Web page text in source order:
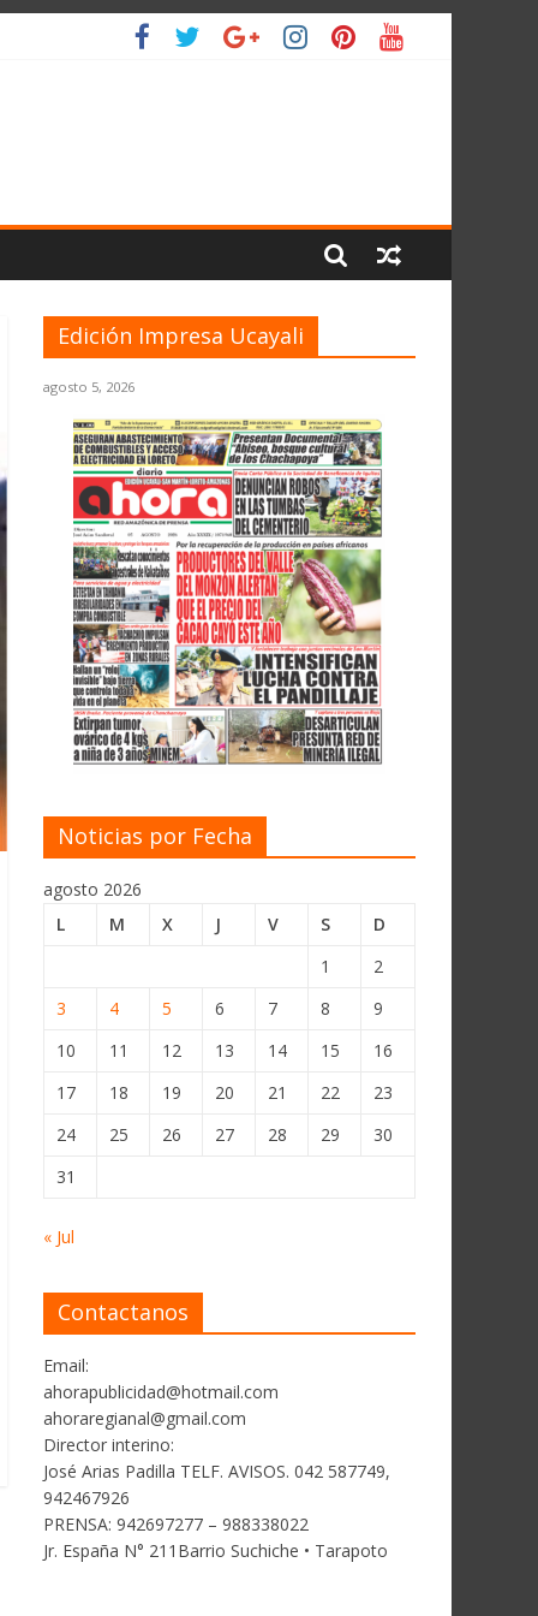
Edición Impresa Ucayali
agosto 5, 2026
Noticias por Fecha
agosto 2026
L
M X J V S
D
1
2
3
4 5 6 7 8
9
10
11 12 13 14 15
16
17
18 19 20 21 22
23
24
25 26 27 28 29
30
31
« Jul
Contactanos
Email:
ahorapublicidad@hotmail.com
ahoraregianal@gmail.com
Director interino:
José Arias Padilla TELF. AVISOS. 042 587749,
942467926
PRENSA: 942697277 – 988338022
Jr. España N° 211Barrio Suchiche • Tarapoto